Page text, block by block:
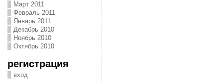
Март 2011
Февраль 2011
Январь 2011
Декабрь 2010
Ноябрь 2010
Октябрь 2010
регистрация
вход